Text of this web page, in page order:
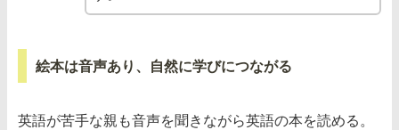
絵本は音声あり、自然に学びにつながる
英語が苦手な親も音声を聞きながら英語の本を読める。